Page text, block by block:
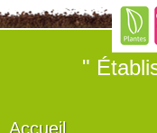
"
Accueil